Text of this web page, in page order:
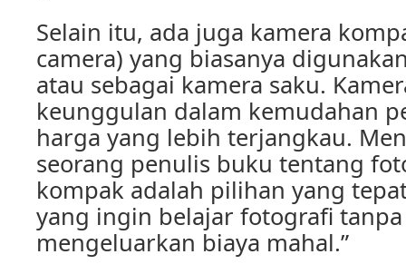
Selain itu, ada juga kamera
camera) yang biasanya
atau sebagai kamera saku.
keunggulan dalam kemudahan
harga yang lebih terjangkau.
seorang penulis buku tentang
kompak adalah pilihan yang
yang ingin belajar fotografi
mengeluarkan biaya mahal.”